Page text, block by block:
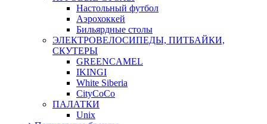
Настольный футбол
Аэрохоккей
Бильярдные столы
ЭЛЕКТРОВЕЛОСИПЕДЫ, ПИТБАЙКИ,
СКУТЕРЫ
GREENCAMEL
IKINGI
White Siberia
CityCoCo
ПАЛАТКИ
Unix